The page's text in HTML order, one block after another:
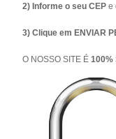
2) Informe o seu CEP e
3) Clique em ENVIAR
O NOSSO SITE É 100%